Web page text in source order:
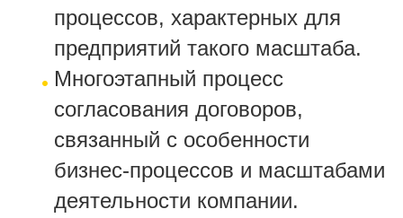
процессов, характерных для
предприятий такого масштаба.
Многоэтапный процесс
согласования договоров,
связанный с особенности
бизнес-процессов и масштабами
деятельности компании.